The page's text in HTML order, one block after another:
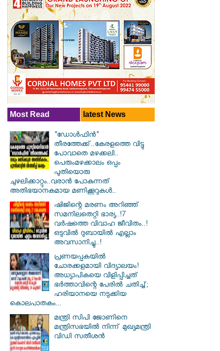
Most Read latest News
"ഡോൾഫിൻ"
തീരത്തേക്ക്..കേരളത്തെ വിട്ടു
പോവാതെ മഴക്കലി..
പെരുംമഴക്കാലം ഒപ്പം
പുതിയൊരു
ചുഴലിക്കാറ്റും..വരാൻ പോകുന്നത്
അതിഭയാനകമായ മണിക്കൂറുകൾ..
ഷിജിന്റെ മരണം അറിഞ്ഞ്
സമനിലതെറ്റി ഭാര്യ..!7
വർഷത്തെ വിവാഹ ജീവിതം..!
ഒടുവിൽ ദുബായിൽ എല്ലാം
അവസാനിച്ചു..!
പ്രണയപ്പകയിൽ
ചോരക്കളമായി വിദ്യാലയം!
അധ്യാപികയെ വിളിപ്പിച്ചത്
ഭർത്താവിന്റെ പേരിൽ ചതിച്ച്;
ഹരിയാനയെ നടുക്കിയ
കൊലപാതകം...
മന്ത്രി സിപി ജോണിനെ
മന്ത്രിസഭയില്‍ നിന്ന് മുഖ്യമന്ത്രി
വിഡി സതീശന്‍